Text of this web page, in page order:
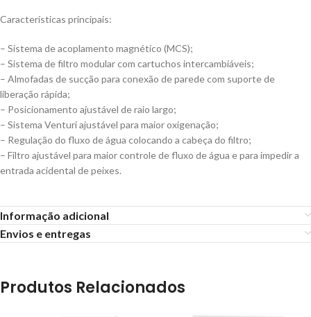
Características principais:
– Sistema de acoplamento magnético (MCS);
– Sistema de filtro modular com cartuchos intercambiáveis;
– Almofadas de sucção para conexão de parede com suporte de
liberação rápida;
– Posicionamento ajustável de raio largo;
– Sistema Venturi ajustável para maior oxigenação;
– Regulação do fluxo de água colocando a cabeça do filtro;
– Filtro ajustável para maior controle de fluxo de água e para impedir a
entrada acidental de peixes.
Informação adicional
Envios e entregas
Produtos Relacionados